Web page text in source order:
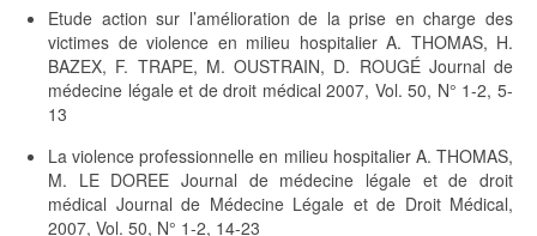
Etude action sur l’amélioration de la prise en charge des
victimes de violence en milieu hospitalier A. THOMAS, H.
BAZEX, F. TRAPE, M. OUSTRAIN, D. ROUGÉ Journal de
médecine légale et de droit médical 2007, Vol. 50, N° 1-2, 5-
13
La violence professionnelle en milieu hospitalier A. THOMAS,
M. LE DOREE Journal de médecine légale et de droit
médical Journal de Médecine Légale et de Droit Médical,
2007, Vol. 50, N° 1-2, 14-23